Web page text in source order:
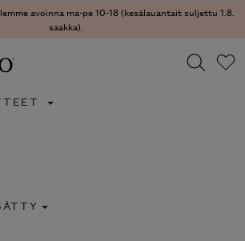
avoinna ma-pe 10-18 (kesälauantait suljettu 1.8.
saakka).
for results.